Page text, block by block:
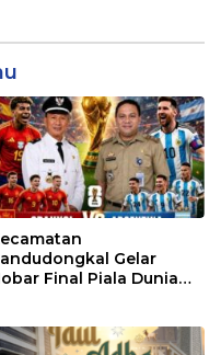
Gelar
Final Piala Dunia